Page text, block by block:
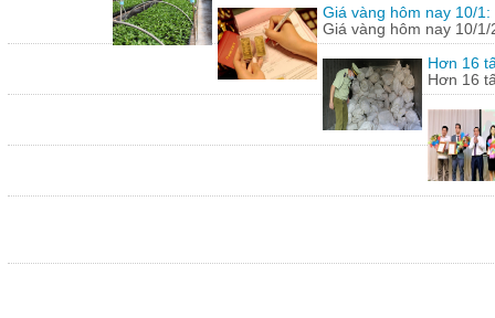
Giá vàng hôm nay 10/
Giá vàng hôm nay 10/
Hơn 16
Hơn 16